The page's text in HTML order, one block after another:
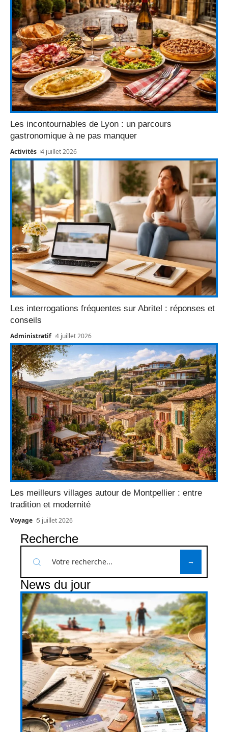
Les incontournables de Lyon : un parcours
gastronomique à ne pas manquer
Activités 4 juillet 2026
Les interrogations fréquentes sur Abritel : réponses et
conseils
Administratif 4 juillet 2026
Les meilleurs villages autour de Montpellier : entre
tradition et modernité
Voyage 5 juillet 2026
Recherche
News du jour